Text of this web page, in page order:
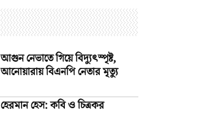
আগুন নেভাতে গিয়ে বিদ্যুৎস্পৃষ্ট,
আনোয়ারায় বিএনপি নেতার মৃত্যু
হেরমান হেস: কবি ও চিত্রকর